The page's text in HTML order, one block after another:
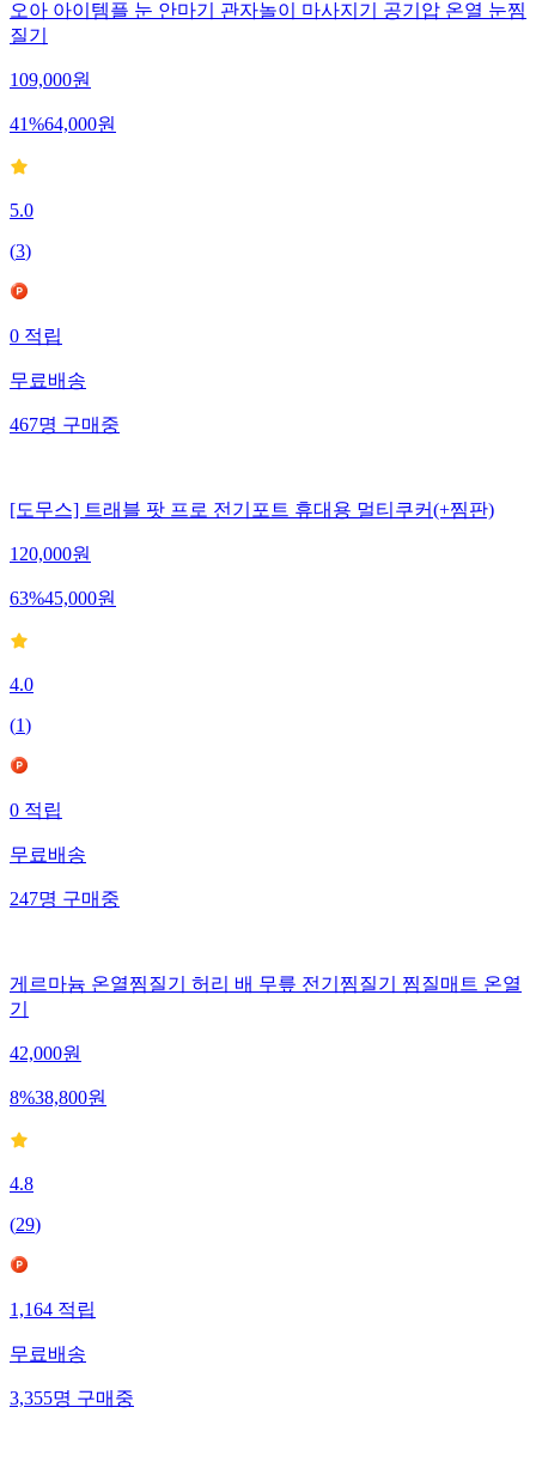
오아 아이템플 눈 안마기 관자놀이 마사지기 공기압 온열 눈찜
질기
109,000원
41%64,000원
5.0
(3)
0적립
무료배송
467명구매중
[도무스] 트래블 팟 프로 전기포트 휴대용 멀티쿠커(+찜판)
120,000원
63%45,000원
4.0
(1)
0적립
무료배송
247명구매중
게르마늄 온열찜질기 허리 배 무릎 전기찜질기 찜질매트 온열
기
42,000원
8%38,800원
4.8
(29)
1,164적립
무료배송
3,355명구매중